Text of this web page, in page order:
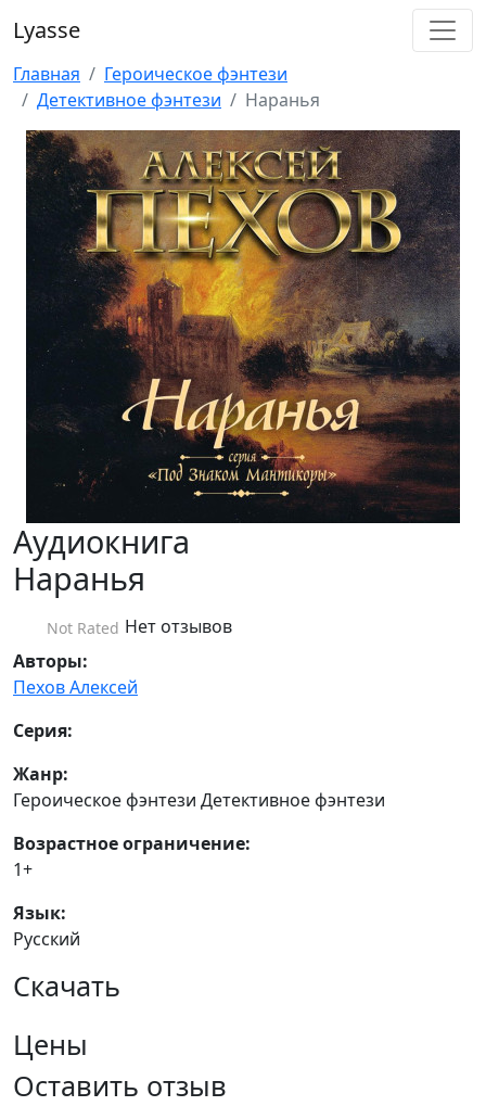
Lyasse
Главная
Героическое фэнтези
Детективное фэнтези
Наранья
Аудиокнига
Наранья
Not Rated Нет отзывов
Авторы:
Пехов Алексей
Серия:
Жанр:
Героическое фэнтези Детективное фэнтези
Возрастное ограничение:
1+
Язык:
Русский
Скачать
Цены
Оставить отзыв